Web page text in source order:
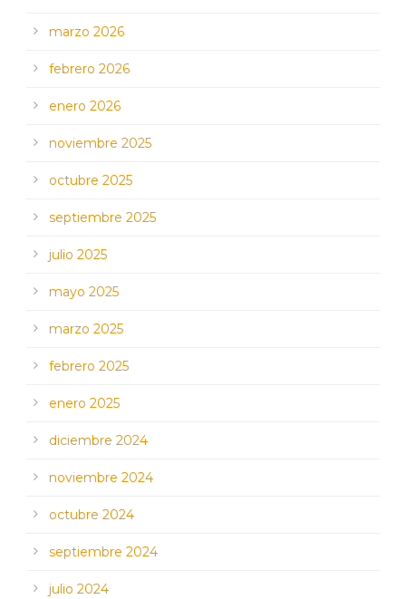
marzo 2026
febrero 2026
enero 2026
noviembre 2025
octubre 2025
septiembre 2025
julio 2025
mayo 2025
marzo 2025
febrero 2025
enero 2025
diciembre 2024
noviembre 2024
octubre 2024
septiembre 2024
julio 2024